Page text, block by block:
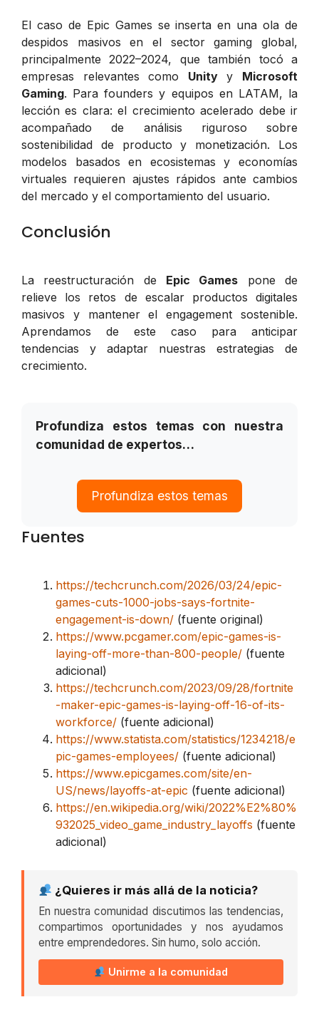
El caso de Epic Games se inserta en una ola de
despidos masivos en el sector gaming global,
principalmente 2022–2024, que también tocó a
empresas relevantes como Unityy Microsoft
Gaming. Para founders y equipos en LATAM, la
lección es clara: el crecimiento acelerado debe ir
acompañado de análisis riguroso sobre
sostenibilidad de producto y monetización. Los
modelos basados en ecosistemas y economías
virtuales requieren ajustes rápidos ante cambios
del mercado y el comportamiento del usuario.
Conclusión
La reestructuración de Epic Games pone de
relieve los retos de escalar productos digitales
masivos y mantener el engagement sostenible.
Aprendamos de este caso para anticipar
tendencias y adaptar nuestras estrategias de
crecimiento.
Profundiza estos temas con nuestra
comunidad de expertos…
Profundiza estos temas
Fuentes
https://techcrunch.com/2026/03/24/epic-
games-cuts-1000-jobs-says-fortnite-
engagement-is-down/ (fuente original)
https://www.pcgamer.com/epic-games-is-
laying-off-more-than-800-people/ (fuente
adicional)
https://techcrunch.com/2023/09/28/fortnite
-maker-epic-games-is-laying-off-16-of-its-
workforce/ (fuente adicional)
https://www.statista.com/statistics/1234218/e
pic-games-employees/ (fuente adicional)
https://www.epicgames.com/site/en-
US/news/layoffs-at-epic (fuente adicional)
https://en.wikipedia.org/wiki/2022%E2%80%
932025_video_game_industry_layoffs (fuente
adicional)
¿Quieres ir más allá de la noticia?
En nuestra comunidad discutimos las tendencias,
compartimos oportunidades y nos ayudamos
entre emprendedores. Sin humo, solo acción.
Unirme a la comunidad